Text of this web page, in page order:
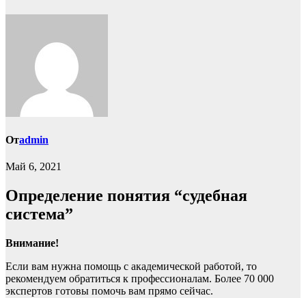
Отadmin
Май 6, 2021
Определение понятия “судебная
система”
Внимание!
Если вам нужна помощь с академической работой, то
рекомендуем обратиться к профессионалам. Более 70 000
экспертов готовы помочь вам прямо сейчас.